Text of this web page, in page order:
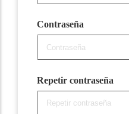
Contraseña
Repetir contraseña